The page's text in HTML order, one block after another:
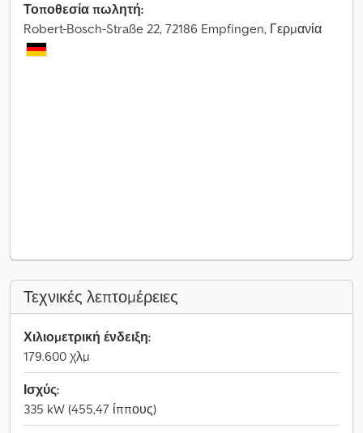
Τοποθεσία πωλητή:
Robert-Bosch-Straße 22, 72186 Empfingen, Γερμανία
Τεχνικές λεπτομέρειες
Χιλιομετρική ένδειξη:
179.600 χλμ
Ισχύς:
335 kW (455,47 ίππους)